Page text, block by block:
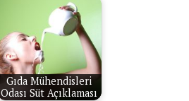
Gıda Mühendisleri
Odası Süt Açıklaması